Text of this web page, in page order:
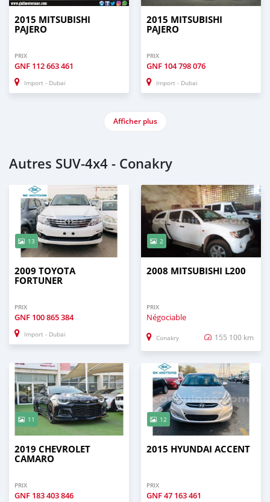
2015 MITSUBISHI
PAJERO
PRIX
GNF 112 663 461
Import - Dubai
2015 MITSUBISHI
PAJERO
PRIX
GNF 104 798 076
Import - Dubai
Afficher plus
Autres SUV‒4x4 - Conakry
13
2009 TOYOTA
FORTUNER
PRIX
GNF 100 865 384
Import - Dubai
2
2008 MITSUBISHI L200
PRIX
Négociable
Conakry 155 100 km
11
2019 CHEVROLET
CAMARO
PRIX
GNF 183 403 846
12
2015 HYUNDAI ACCENT
PRIX
GNF47 163 461